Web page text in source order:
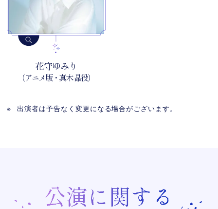
花守ゆみり
（アニメ版・真木 晶役）
出演者は予告なく変更になる場合がございます。